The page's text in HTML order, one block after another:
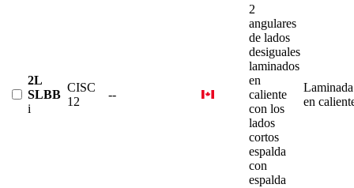
2L
SLBB
i
CISC
12
--
2
angulares
de lados
desiguales
laminados
en
caliente
con los
lados
cortos
espalda
con
espalda
Laminada
en